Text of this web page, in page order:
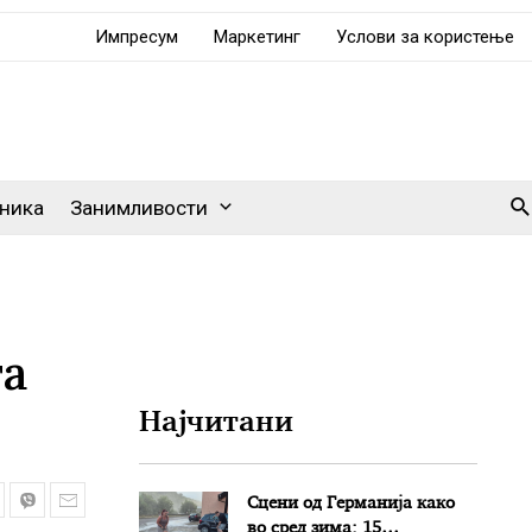
Импресум Маркетинг Услови за користење
Занимливости
Најчитани
Сцени од Германија како
во сред зима: 15